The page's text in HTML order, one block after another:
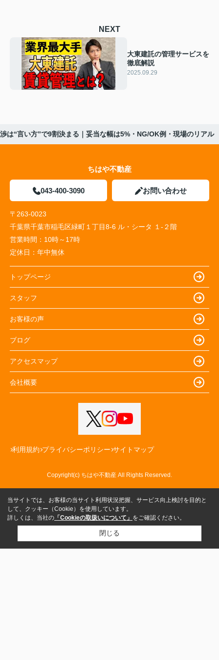
NEXT
大東建託の管理サービスを
徹底解説
2025.09.29
は“言い方”で9割決まる｜妥当な幅は5%・NG/OK例・現場のリアル
ちはや不動産
043-400-3090 お問い合わせ
〒263-0023
千葉県千葉市稲毛区緑町１丁目8-6 ル・シータ １-２階
営業時間： 10時～17時
定休日： 年中無休
トップページ
スタッフ
お客様の声
ブログ
アクセスマップ
会社概要
利用規約 プライバシーポリシー サイトマップ
Copyright(c) ちはや不動産 All Rights Reserved.
当サイトでは、お客様の当サイト利用状況把握、サービス向上検討を目的と
して、クッキー（Cookie）を使用しています。
詳しくは、当社の 「Cookieの取扱いについて」 をご確認ください。
閉じる